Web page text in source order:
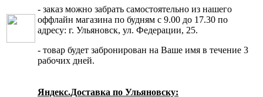
- заказ можно забрать самостоятельно из нашего
оффлайн магазина по будням с 9.00 до 17.30 по
адресу: г. Ульяновск, ул. Федерации, 25.
- товар будет забронирован на Ваше имя в течение 3
рабочих дней.
Яндекс.Доставка по Ульяновску: